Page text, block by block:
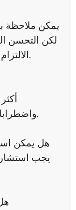
يمكن ملاحظة
لكن التحسن
الالتزام بالنظام الغذائي والنشاط البدني.
واضطرابات المعدة، وعادة ما تكون مؤقتة.
4. هل يمكن
يجب
5.